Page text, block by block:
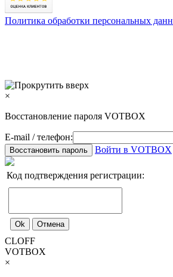
Политика обработки персональных
×
Восстановление пароля VOTBOX
E-mail / телефон:
Войти в VOTBOX
Код подтверждения регистрации:
CLOFF
VOTBOX
×